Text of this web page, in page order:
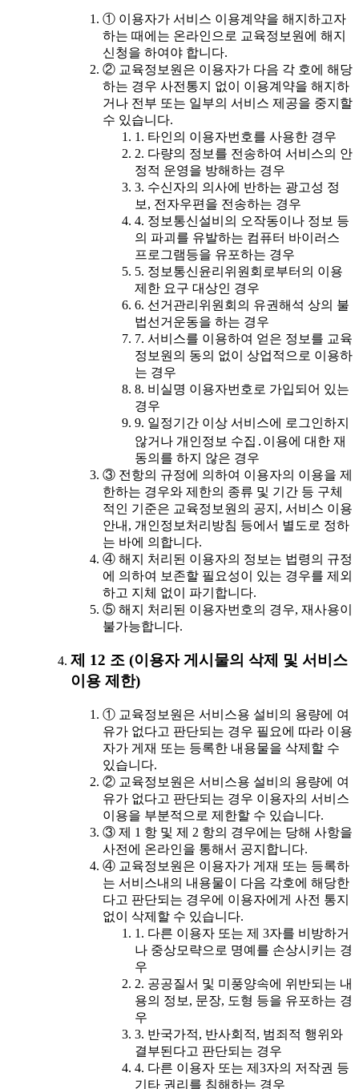
① 이용자가 서비스 이용계약을 해지하고자
하는 때에는 온라인으로 교육정보원에 해지
신청을 하여야 합니다.
② 교육정보원은 이용자가 다음 각 호에 해당
하는 경우 사전통지 없이 이용계약을 해지하
거나 전부 또는 일부의 서비스 제공을 중지할
수 있습니다.
1. 타인의 이용자번호를 사용한 경우
2. 다량의 정보를 전송하여 서비스의 안
정적 운영을 방해하는 경우
3. 수신자의 의사에 반하는 광고성 정
보, 전자우편을 전송하는 경우
4. 정보통신설비의 오작동이나 정보 등
의 파괴를 유발하는 컴퓨터 바이러스
프로그램등을 유포하는 경우
5. 정보통신윤리위원회로부터의 이용
제한 요구 대상인 경우
6. 선거관리위원회의 유권해석 상의 불
법선거운동을 하는 경우
7. 서비스를 이용하여 얻은 정보를 교육
정보원의 동의 없이 상업적으로 이용하
는 경우
8. 비실명 이용자번호로 가입되어 있는
경우
9. 일정기간 이상 서비스에 로그인하지
않거나 개인정보 수집․이용에 대한 재
동의를 하지 않은 경우
③ 전항의 규정에 의하여 이용자의 이용을 제
한하는 경우와 제한의 종류 및 기간 등 구체
적인 기준은 교육정보원의 공지, 서비스 이용
안내, 개인정보처리방침 등에서 별도로 정하
는 바에 의합니다.
④ 해지 처리된 이용자의 정보는 법령의 규정
에 의하여 보존할 필요성이 있는 경우를 제외
하고 지체 없이 파기합니다.
⑤ 해지 처리된 이용자번호의 경우, 재사용이
불가능합니다.
제 12 조 (이용자 게시물의 삭제 및 서비스
이용 제한)
① 교육정보원은 서비스용 설비의 용량에 여
유가 없다고 판단되는 경우 필요에 따라 이용
자가 게재 또는 등록한 내용물을 삭제할 수
있습니다.
② 교육정보원은 서비스용 설비의 용량에 여
유가 없다고 판단되는 경우 이용자의 서비스
이용을 부분적으로 제한할 수 있습니다.
③ 제 1 항 및 제 2 항의 경우에는 당해 사항을
사전에 온라인을 통해서 공지합니다.
④ 교육정보원은 이용자가 게재 또는 등록하
는 서비스내의 내용물이 다음 각호에 해당한
다고 판단되는 경우에 이용자에게 사전 통지
없이 삭제할 수 있습니다.
1. 다른 이용자 또는 제 3자를 비방하거
나 중상모략으로 명예를 손상시키는 경
우
2. 공공질서 및 미풍양속에 위반되는 내
용의 정보, 문장, 도형 등을 유포하는 경
우
3. 반국가적, 반사회적, 범죄적 행위와
결부된다고 판단되는 경우
4. 다른 이용자 또는 제3자의 저작권 등
기타 권리를 침해하는 경우